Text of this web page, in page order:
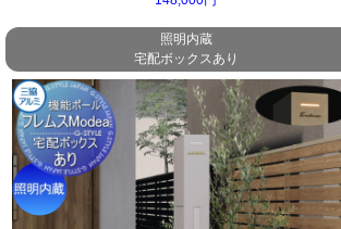
照明内蔵
宅配ボックスあり